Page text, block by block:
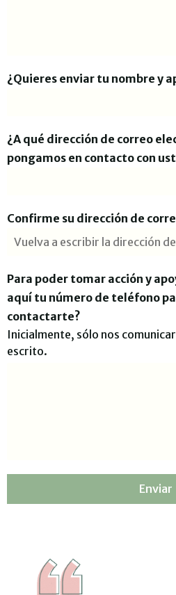
¿Quieres enviar tu nombre y
¿A qué dirección de correo
pongamos en contacto con
Confirme su dirección de
Para poder tomar acción y
aquí tu número de teléfono
contactarte?
Inicialmente, sólo nos
escrito.
Enviar